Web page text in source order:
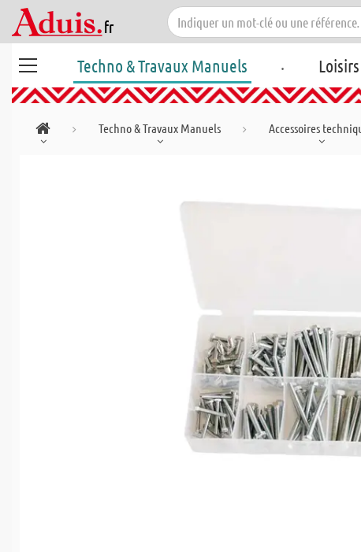
Techno & Travaux Manuels .
Techno & Travaux Manuels Accessoires